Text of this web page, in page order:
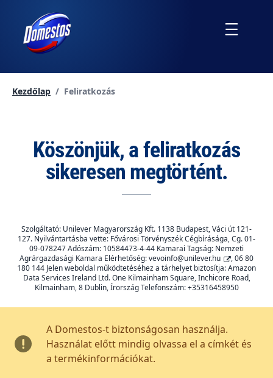
tartalomra
Kezdőlap / Current page:
Feliratkozás
Köszönjük, a feliratkozás
sikeresen megtörtént.
Szolgáltató: Unilever Magyarország Kft. 1138 Budapest, Váci út 121-
127. Nyilvántartásba vette: Fővárosi Törvényszék Cégbírásága, Cg. 01-
09-078247 Adószám: 10584473-4-44 Kamarai Tagság: Nemzeti
Agrárgazdasági Kamara Elérhetőség:vevoinfo@unilever.hu
, 06 80
180 144 Jelen weboldal működtetéséhez a tárhelyet biztosítja: Amazon
Data Services Ireland Ltd. One Kilmainham Square, Inchicore Road,
Kilmainham, 8 Dublin, Írország Telefonszám: +35316458950
A Domestos-t biztonságosan használja.
Használat előtt mindig olvassa el a címkét és
a termékinformációkat.